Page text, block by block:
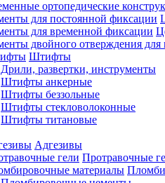
Штифты
Дрили, развертки, инструменты
Штифты анкерные
Штифты беззольные
Штифты стекловолоконные
Штифты титановые
Адгезивы
Протравочные